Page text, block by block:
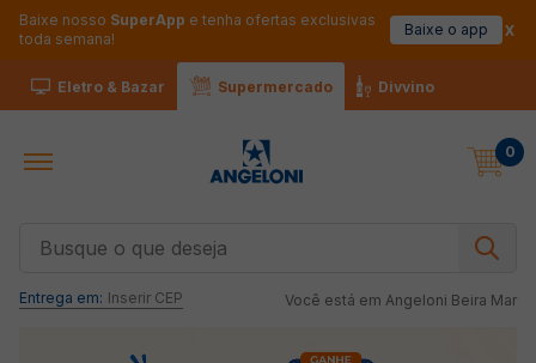
Baixe nosso SuperApp e tenha ofertas exclusivas
toda semana!
Baixe o app
Eletro & Bazar Supermercado Divvino
0
Você está em Angeloni Beira Mar
Entrega em: Inserir CEP